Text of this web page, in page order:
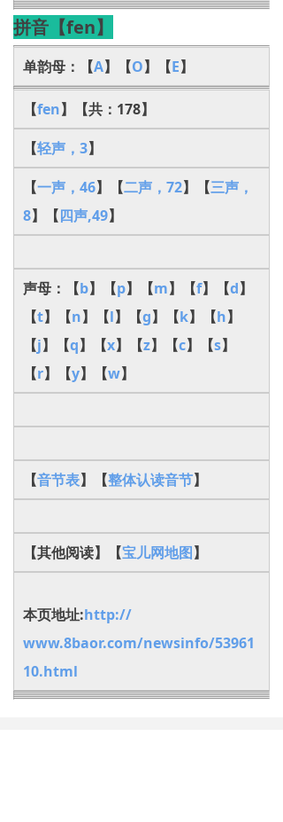
拼音【fen】
单韵母：【A】【O】【E】
【fen】【共：178】
【轻声，3】
【一声，46】【二声，72】【三声，
8】【四声,49】
声母：【b】【p】【m】【f】【d】
【t】【n】【l】【g】【k】【h】
【j】【q】【x】【z】【c】【s】
【r】【y】【w】
【音节表】【整体认读音节】
【其他阅读】【宝儿网地图】
本页地址:http://
www.8baor.com/newsinfo/53961
10.html